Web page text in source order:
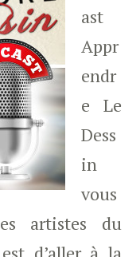
ast
Appr
endr
e Le
Dess
in
vous
artistes du